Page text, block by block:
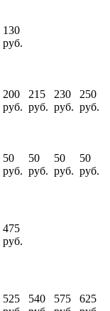
130
руб.
200
руб.
215
руб.
230
руб.
250
руб.
50
руб.
50
руб.
50
руб.
50
руб.
475
руб.
525
540
575
625